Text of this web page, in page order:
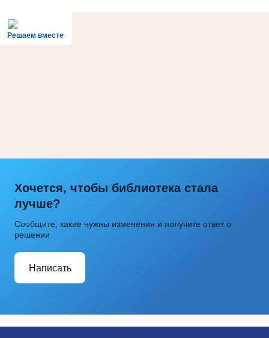
Решаем вместе
Хочется, чтобы библиотека стала
лучше?
Сообщите, какие нужны изменения и получите ответ о
решении
Написать